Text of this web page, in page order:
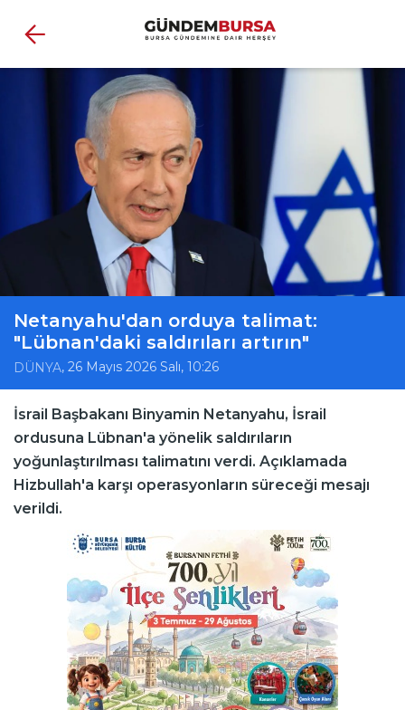
Netanyahu'dan orduya talimat:
"Lübnan'daki saldırıları artırın"
DÜNYA, 26 Mayıs 2026 Salı, 10:26
İsrail Başbakanı Binyamin Netanyahu, İsrail
ordusuna Lübnan'a yönelik saldırıların
yoğunlaştırılması talimatını verdi. Açıklamada
Hizbullah'a karşı operasyonların süreceği mesajı
verildi.